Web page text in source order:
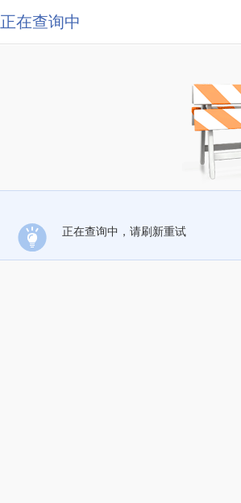
正在查询中
正在查询中，请刷新重试